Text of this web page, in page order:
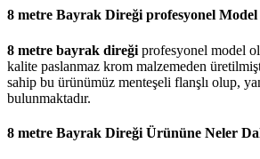
8 metre Bayrak Direği profesyonel Model
8 metre bayrak direği profesyonel model
kalite paslanmaz krom malzemeden
sahip bu ürünümüz menteşeli flanşlı olup,
bulunmaktadır.
8 metre Bayrak Direği Ürününe Neler